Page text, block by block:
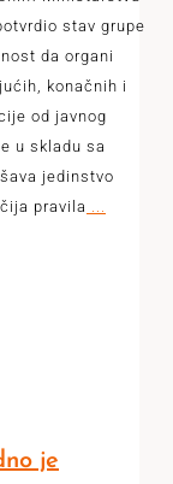
stav grupe
da organi
konačnih i
od javnog
u skladu sa
jedinstvo
pravila ...
je